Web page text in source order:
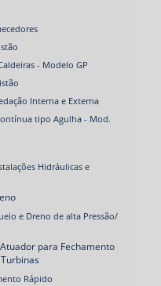
- Modelo GP
Interna e Externa
tipo Agulha - Mod.
Hidráulicas e
e Dreno de alta Pressão/
para Fechamento
Rápido